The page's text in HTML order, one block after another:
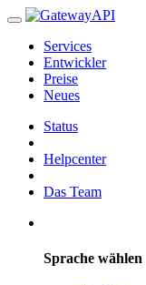
Services
Entwickler
Preise
Neues
Status
Helpcenter
Das Team
Sprache wählen